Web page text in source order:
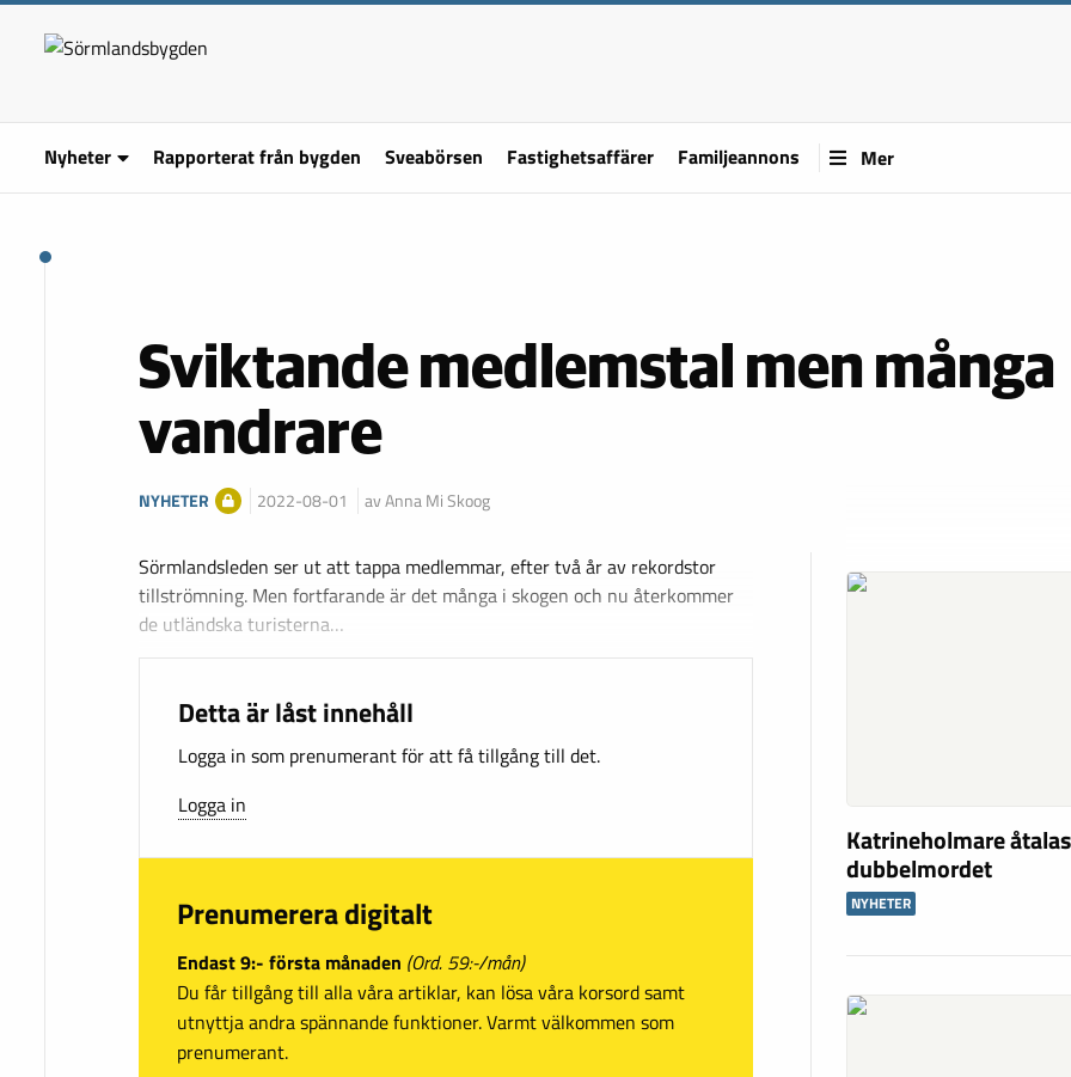
Nyheter Rapporterat från bygden Sveabörsen Fastighetsaffärer Familjeannons Mer
Sviktande medlemstal men många
vandrare
NYHETER 2022-08-01 av Anna Mi Skoog
Sörmlandsleden ser ut att tappa medlemmar, efter två år av rekordstor
tillströmning. Men fortfarande är det många i skogen och nu återkommer
de utländska turisterna…
Detta är låst innehåll
Logga in som prenumerant för att få tillgång till det.
Logga in
Prenumerera digitalt
Endast 9:- första månaden (Ord. 59:-/mån)
Du får tillgång till alla våra artiklar, kan lösa våra korsord samt
utnyttja andra spännande funktioner. Varmt välkommen som
prenumerant.
Katrineholmare
dubbelmordet
NYHETER